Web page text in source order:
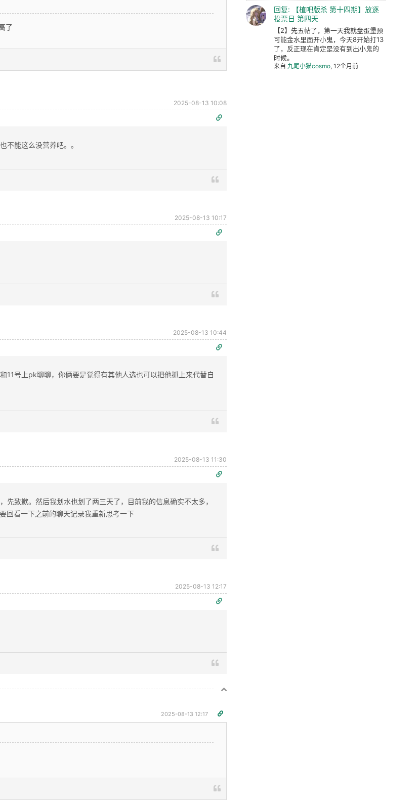
了
2025-08-13 10:08
不能这么没营养吧。。
2025-08-13 10:17
2025-08-13 10:44
11号上pk聊聊，你俩要是觉得有其他人选也可以把他抓上来代替自
2025-08-13 11:30
先致歉。然后我划水也划了两三天了，目前我的信息确实不太多，
回看一下之前的聊天记录我重新思考一下
2025-08-13 12:17
2025-08-13 12:17
回复: 【植吧版杀 第十四期】放逐
投票日 第四天
【2】先五帖了，第一天我就盘蛋堡预
可能金水里面开小鬼，今天8开始打13
了，反正现在肯定是没有到出小鬼的
时候。
来自 九尾小猫cosmo, 12个月前